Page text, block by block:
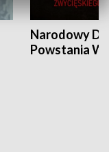
Narodowy
Powstania